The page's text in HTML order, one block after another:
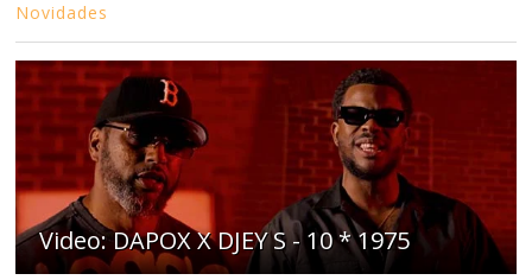
Novidades
Video: DAPOX X DJEY S - 10 * 1975